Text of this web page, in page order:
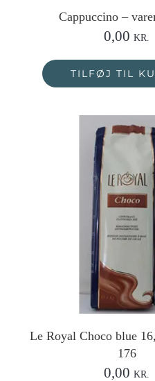
Cappuccino –
0,00 KR.
TILFØJ TIL
Le Royal Choco blue
176
0,00 KR.